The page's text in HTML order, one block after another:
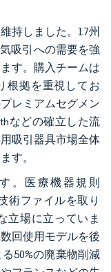
持しました。17州
吸引への需要を強
す。購入チームは
根拠を重視してお
レミアムセグメン
などの確立した流
吸引器具市場全体
す。
。医療機器規則
術ファイルを取り
立場に立っていま
回使用モデルを後
50%の廃棄物削減